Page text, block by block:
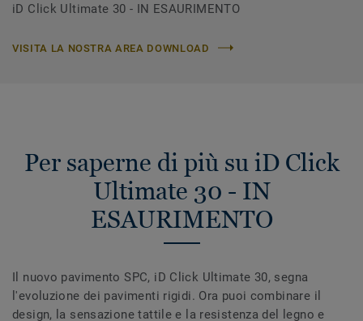
iD Click Ultimate 30 - IN ESAURIMENTO
VISITA LA NOSTRA AREA DOWNLOAD
Per saperne di più su iD Click
Ultimate 30 - IN
ESAURIMENTO
Il nuovo pavimento SPC, iD Click Ultimate 30, segna
l'evoluzione dei pavimenti rigidi. Ora puoi combinare il
design, la sensazione tattile e la resistenza del legno e